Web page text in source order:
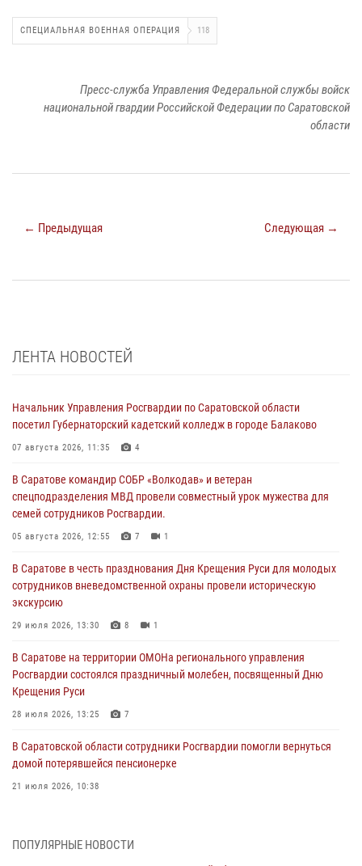
СПЕЦИАЛЬНАЯ ВОЕННАЯ ОПЕРАЦИЯ 118
Пресс-служба Управления Федеральной службы войск
национальной гвардии Российской Федерации по Саратовской
области
← Предыдущая Следующая →
ЛЕНТА НОВОСТЕЙ
Начальник Управления Росгвардии по Саратовской области
посетил Губернаторский кадетский колледж в городе Балаково
07 августа 2026, 11:35 4
В Саратове командир СОБР «Волкодав» и ветеран
спецподразделения МВД провели совместный урок мужества для
семей сотрудников Росгвардии.
05 августа 2026, 12:55 7 1
В Саратове в честь празднования Дня Крещения Руси для молодых
сотрудников вневедомственной охраны провели историческую
экскурсию
29 июля 2026, 13:30 8 1
В Саратове на территории ОМОНа регионального управления
Росгвардии состоялся праздничный молебен, посвященный Дню
Крещения Руси
28 июля 2026, 13:25 7
В Саратовской области сотрудники Росгвардии помогли вернуться
домой потерявшейся пенсионерке
21 июля 2026, 10:38
вневедомственной охраны и вручения ключей от новых
ПОПУЛЯРНЫЕ НОВОСТИ